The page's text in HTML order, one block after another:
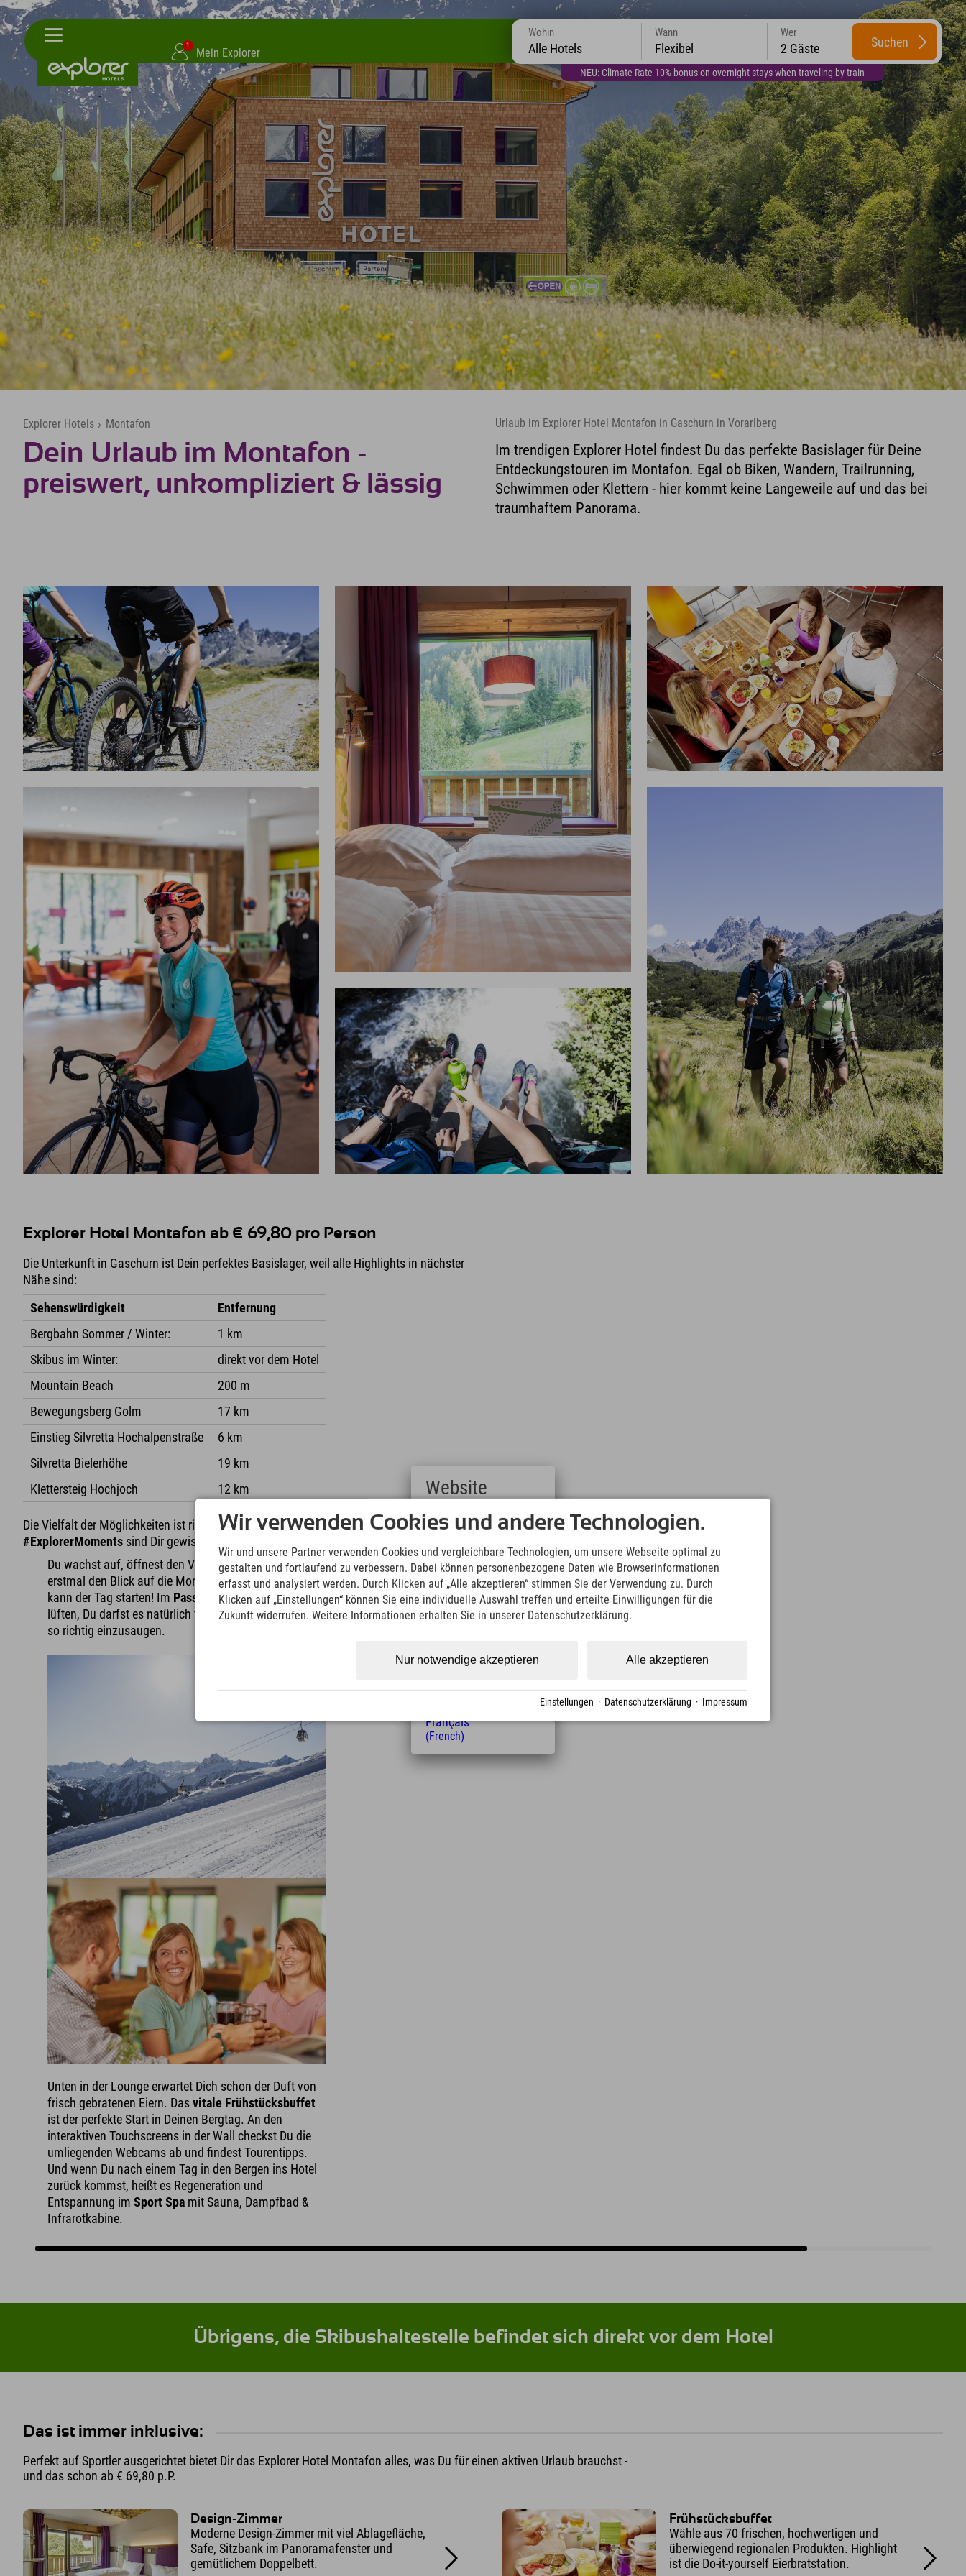
1
Mein Explorer
NEU: Climate Rate 10% bonus on overnight stays when traveling by train
Wohin
Alle Hotels
Wann
Flexibel
Wer
2 Gäste Suchen
Explorer Hotels › Montafon
Dein Urlaub im Montafon -
preiswert, unkompliziert & lässig
Urlaub im Explorer Hotel Montafon in Gaschurn in Vorarlberg
Im trendigen Explorer Hotel findest Du das perfekte Basislager für Deine
Entdeckungstouren im Montafon. Egal ob Biken, Wandern, Trailrunning,
Schwimmen oder Klettern - hier kommt keine Langeweile auf und das bei
traumhaftem Panorama.
Explorer Hotel Montafon ab € 69,80 pro Person
Die Unterkunft in Gaschurn ist Dein perfektes Basislager, weil alle Highlights in nächster
Nähe sind:
Sehenswürdigkeit
Entfernung
Bergbahn Sommer / Winter:
1 km
Skibus im Winter:
direkt vor dem Hotel
Mountain Beach
200 m
Bewegungsberg Golm
17 km
Einstieg Silvretta Hochalpenstraße
6 km
Silvretta Bielerhöhe
19 km
Klettersteig Hochjoch
12 km
Die Vielfalt der Möglichkeiten ist riesig. Egal wie Du Dich entscheidest, unvergessliche
#ExplorerMoments sind Dir gewiss.
Du wachst auf, öffnest den Vorhang und genießt
erstmal den Blick auf die Montafoner Bergwelt - so
kann der Tag starten! Im Passivhausmuss man nicht
lüften, Du darfst es natürlich trotzdem, um die Bergluft
so richtig einzusaugen.
Unten in der Lounge erwartet Dich schon der Duft von
frisch gebratenen Eiern. Dasvitale Frühstücksbuffet
ist der perfekte Start in Deinen Bergtag. An den
interaktiven Touchscreens in der Wall checkst Du die
umliegenden Webcams ab und findest Tourentipps.
Und wenn Du nach einem Tag in den Bergen ins Hotel
zurück kommst, heißt es Regeneration und
Entspannung imSport Spa mit Sauna, Dampfbad &
Infrarotkabine.
Übrigens, die Skibushaltestelle befindet sich direkt vor dem Hotel
Das ist immer inklusive:
Perfekt auf Sportler ausgerichtet bietet Dir das Explorer Hotel Montafon alles, was Du für einen aktiven Urlaub brauchst -
und das schon ab € 69,80 p.P.
Design-Zimmer
Moderne Design-Zimmer mit viel Ablagefläche,
Safe, Sitzbank im Panoramafenster und
gemütlichem Doppelbett.
Frühstücksbuffet
Wähle aus 70 frischen, hochwertigen und
überwiegend regionalen Produkten. Highlight
ist die Do-it-yourself Eierbratstation.
Wir verwenden Cookies und andere Technologien.
Wir und unsere Partner verwenden Cookies und vergleichbare Technologien, um unsere Webseite optimal zu
gestalten und fortlaufend zu verbessern. Dabei können personenbezogene Daten wie Browserinformationen
erfasst und analysiert werden. Durch Klicken auf „Alle akzeptieren“ stimmen Sie der Verwendung zu. Durch
Klicken auf „Einstellungen“ können Sie eine individuelle Auswahl treffen und erteilte Einwilligungen für die
Zukunft widerrufen. Weitere Informationen erhalten Sie in unserer Datenschutzerklärung.
Alle akzeptieren
Nur notwendige akzeptieren
Einstellungen · Datenschutzerklärung · Impressum
Website
Deutsch
(German)
English
(English)
Italiano
(Italian)
Čeština
(Czech)
Magyar
Nederlands
Français
(French)